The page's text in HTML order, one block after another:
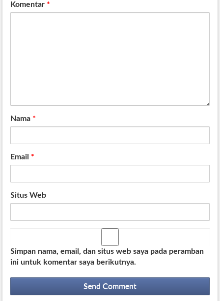
Komentar *
Nama *
Email *
Situs Web
Simpan nama, email, dan situs web saya pada peramban
ini untuk komentar saya berikutnya.